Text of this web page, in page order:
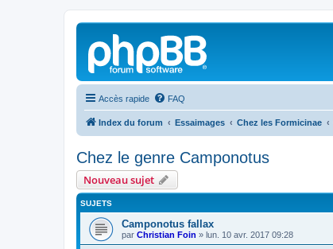
Accès rapide FAQ
Index du forum Essaimages Chez les Formicinae
Chez le genre Camponotus
Nouveau sujet
SUJETS
Camponotus fallax
par Christian Foin » lun. 10 avr. 2017 09:28